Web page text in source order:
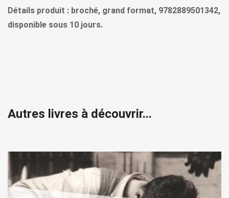
Détails produit : broché, grand format, 9782889501342,
disponible sous 10 jours.
Autres livres à découvrir...